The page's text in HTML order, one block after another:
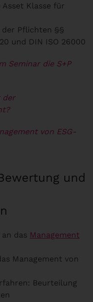
Asset Klasse für
der Pflichten §§
und DIN ISO 26000
Seminar die S+P
der
von ESG-
und
das Management
Management von
Beurteilung